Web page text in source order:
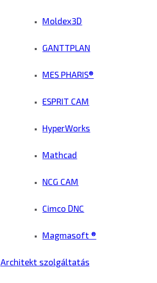
Moldex3D
GANTTPLAN
MES PHARIS®
ESPRIT CAM
HyperWorks
Mathcad
NCG CAM
Cimco DNC
Magmasoft ®
Architekt szolgáltatás